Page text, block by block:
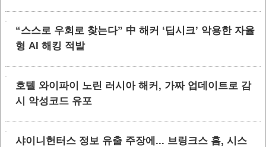
“스스로 우회로 찾는다” 中 해커 ‘딥시크’ 악용한 자율
형 AI 해킹 적발
호텔 와이파이 노린 러시아 해커, 가짜 업데이트로 감
시 악성코드 유포
샤이니헌터스 정보 유출 주장에... 브링크스 홈, 시스